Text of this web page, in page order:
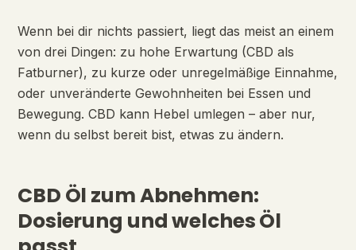
Wenn bei dir nichts passiert, liegt das meist an einem
von drei Dingen: zu hohe Erwartung (CBD als
Fatburner), zu kurze oder unregelmäßige Einnahme,
oder unveränderte Gewohnheiten bei Essen und
Bewegung. CBD kann Hebel umlegen – aber nur,
wenn du selbst bereit bist, etwas zu ändern.
CBD Öl zum Abnehmen:
Dosierung und welches Öl